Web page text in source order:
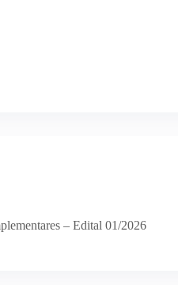
– Edital 01/2026